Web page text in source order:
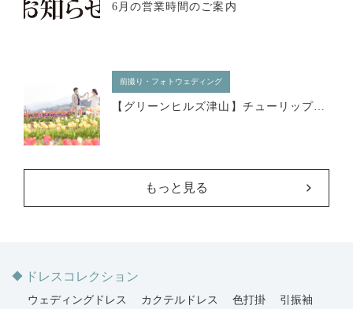
6月の営業時間のご案内
前撮り・フォトウェディング
【グリーンヒルズ津山】チューリップ満開の春に前撮り
もっと見る
ドレスコレクション
ウェディングドレス カクテルドレス 色打掛
引振袖